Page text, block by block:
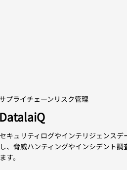
プライチェーンリスク管理
キュリティログやインテリジェンスデ
、脅威ハンティングやインシデント調
す。